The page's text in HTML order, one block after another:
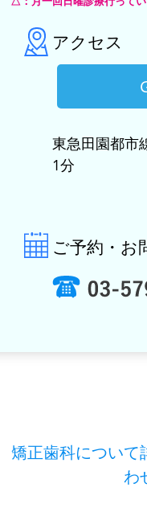
アクセス
東急田園都
1分
ご予約・お
矯正歯科について
わ